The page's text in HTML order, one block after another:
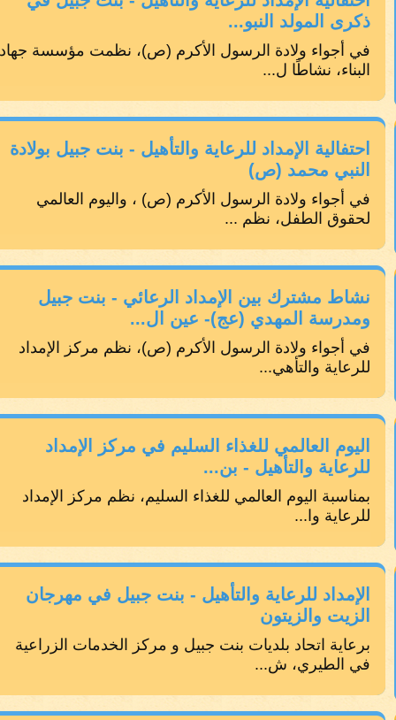
ذكرى المولد النبو...
في أجواء ولادة الرسول الأكرم (ص)، نظمت مؤسسة جهاد
البناء، نشاطًا ل...
احتفالية الإمداد للرعاية والتأهيل - بنت جبيل بولادة
النبي محمد (ص)
في أجواء ولادة الرسول الأكرم (ص) ، واليوم العالمي
لحقوق الطفل، نظم ...
نشاط مشترك بين الإمداد الرعائي - بنت جبيل
ومدرسة المهدي (عج)- عين ال...
في أجواء ولادة الرسول الأكرم (ص)، نظم مركز الإمداد
للرعاية والتأهي...
اليوم العالمي للغذاء السليم في مركز الإمداد
للرعاية والتأهيل - بن...
بمناسبة اليوم العالمي للغذاء السليم، نظم مركز الإمداد
للرعاية وا...
الإمداد للرعاية والتأهيل - بنت جبيل في مهرجان
الزيت والزيتون
برعاية اتحاد بلديات بنت جبيل و مركز الخدمات الزراعية
في الطيري، ش...